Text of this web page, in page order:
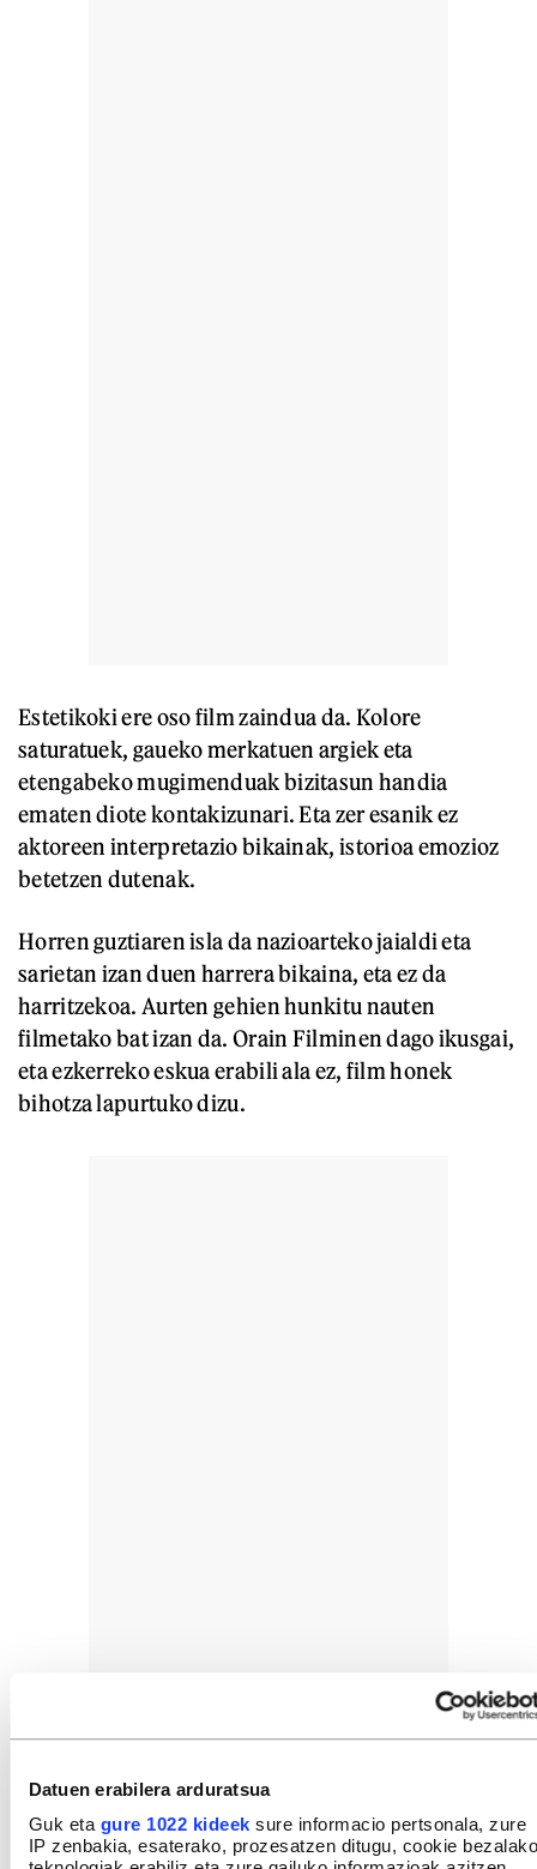
Datuen erabilera arduratsua
Guk eta gure 1022 kideek sure informacio pertsonala, zure
IP zenbakia, esaterako, prozesatzen ditugu, cookie bezalako
Estetikoki ere oso film zaindua da. Kolore
saturatuek, gaueko merkatuen argiek eta
etengabeko mugimenduak bizitasun handia
ematen diote kontakizunari. Eta zer esanik ez
aktoreen interpretazio bikainak, istorioa emozioz
betetzen dutenak.
Horren guztiaren isla da nazioarteko jaialdi eta
sarietan izan duen harrera bikaina, eta ez da
harritzekoa. Aurten gehien hunkitu nauten
filmetako bat izan da. Orain Filminen dago ikusgai,
eta ezkerreko eskua erabili ala ez, film honek
bihotza lapurtuko dizu.